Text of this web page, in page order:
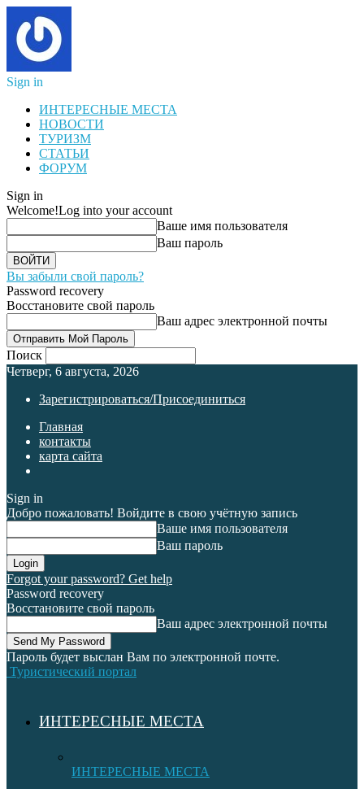
Sign in
ИНТЕРЕСНЫЕ МЕСТА
НОВОСТИ
ТУРИЗМ
СТАТЬИ
ФОРУМ
Sign in
Welcome!Log into your account
Ваше имя пользователя
Ваш пароль
Вы забыли свой пароль?
Password recovery
Восстановите свой пароль
Ваш адрес электронной почты
Поиск
Четверг, 6 августа, 2026
Зарегистрироваться/Присоединиться
Главная
контакты
карта сайта
Sign in
Добро пожаловать! Войдите в свою учётную запись
Ваше имя пользователя
Ваш пароль
Forgot your password? Get help
Password recovery
Восстановите свой пароль
Ваш адрес электронной почты
Пароль будет выслан Вам по электронной почте.
Туристический портал
ИНТЕРЕСНЫЕ МЕСТА
ИНТЕРЕСНЫЕ МЕСТА